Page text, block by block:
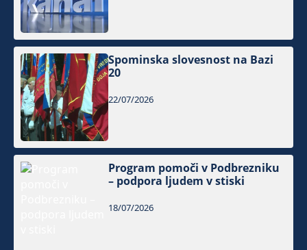
Spominska slovesnost na Bazi
20
22/07/2026
Program pomoči v Podbrezniku
– podpora ljudem v stiski
18/07/2026